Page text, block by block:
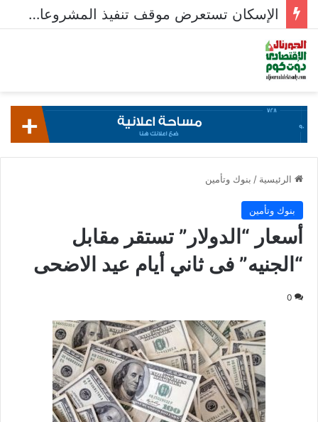
الإسكان تستعرض موقف تنفيذ المشروعات السكنية في 5 مدن جديدة
الرئيسية / بنوك وتأمين
بنوك وتأمين
أسعار “الدولار” تستقر مقابل
“الجنيه” فى ثاني أيام عيد الاضحى
0